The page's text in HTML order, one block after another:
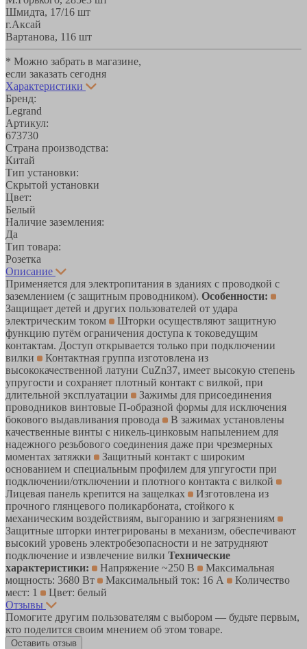
Шмидта, 17/16 шт
г.Аксай
Вартанова, 116 шт
* Можно забрать в магазине,
если заказать сегодня
Характеристики
Бренд:
Legrand
Артикул:
673730
Страна производства:
Китай
Тип установки:
Скрытой установки
Цвет:
Белый
Наличие заземления:
Да
Тип товара:
Розетка
Описание
Применяется для электропитания в зданиях с проводкой с
заземлением (с защитным проводником). Особенности:
Защищает детей и других пользователей от удара
электрическим током
Шторки осуществляют защитную
функцию путём ограничения доступа к токоведущим
контактам. Доступ открывается только при подключении
вилки
Контактная группа изготовлена из
высококачественной латуни CuZn37, имеет высокую степень
упругости и сохраняет плотный контакт с вилкой, при
длительной эксплуатации
Зажимы для присоединения
проводников винтовые П-образной формы для исключения
бокового выдавливания провода
В зажимах установлены
качественные винты с никель-цинковым напылением для
надежного резьбового соединения даже при чрезмерных
моментах затяжки
Защитный контакт с широким
основанием и специальным профилем для упгугости при
подключении/отключении и плотного контакта с вилкой
Лицевая панель крепится на защелках
Изготовлена из
прочного глянцевого поликарбоната, стойкого к
механическим воздействиям, выгоранию и загрязнениям
Защитные шторки интегрированы в механизм, обеспечивают
высокий уровень электробезопасности и не затрудняют
подключение и извлечение вилки Технические
характеристики:
Напряжение ~250 В
Максимальная
мощность: 3680 Вт
Максимальный ток: 16 А
Количество
мест: 1
Цвет: белый
Отзывы
Помогите другим пользователям с выбором — будьте первым,
кто поделится своим мнением об этом товаре.
Оставить отзыв